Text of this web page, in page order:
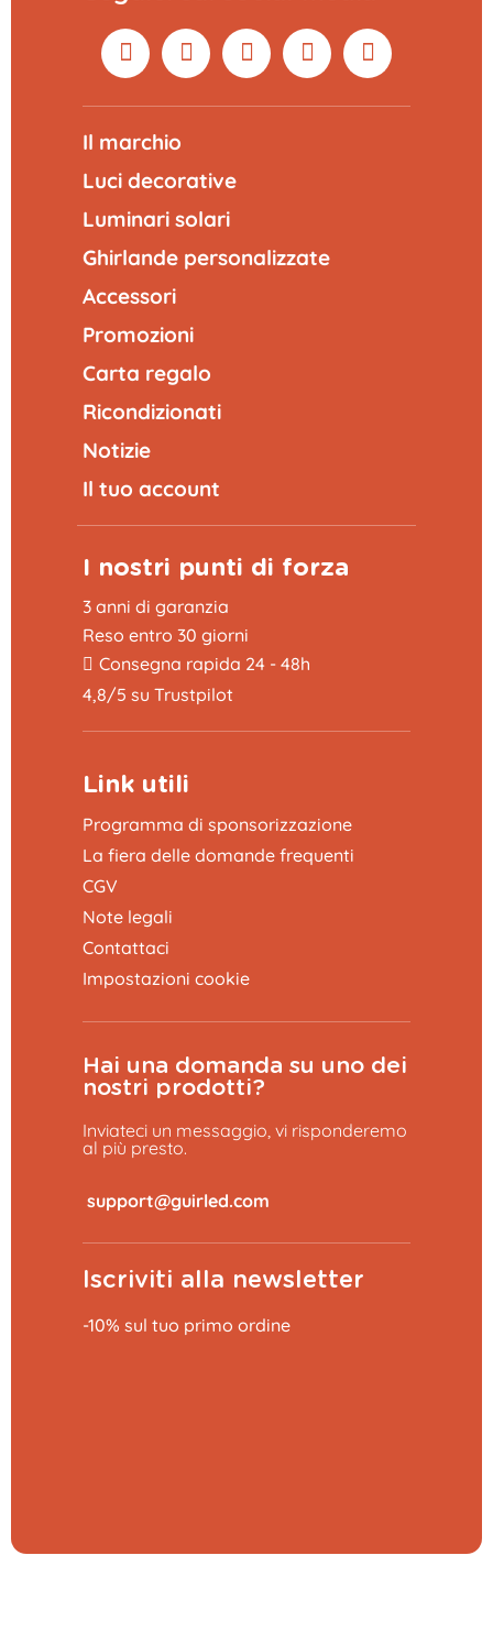
Il marchio
Luci decorative
Luminari solari
Ghirlande personalizzate
Accessori
Promozioni
Carta regalo
Ricondizionati
Notizie
Il tuo account
I nostri punti di forza
3 anni di garanzia
Reso entro 30 giorni
Consegna rapida 24 - 48h
4,8/5 su Trustpilot
Link utili
Programma di sponsorizzazione
La fiera delle domande frequenti
CGV
Note legali
Contattaci
Impostazioni cookie
Hai una domanda su uno dei
nostri prodotti?
Inviateci un messaggio, vi risponderemo
al più presto.
Iscriviti alla newsletter
-10% sul tuo primo ordine